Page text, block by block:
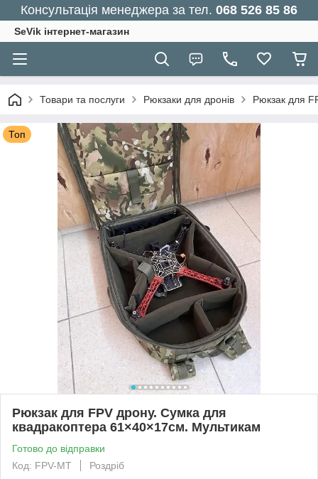
Консультація менеджера за тел. 068 526 85 86
SeVik інтернет-магазин
Товари та послуги Рюкзаки для дронів Рюкзак для
Топ
Рюкзак для FPV дрону. Сумка для
квадракоптера 61×40×17см. Мультикам
Готово до відправки
Код: FPV-МТ
Роздріб